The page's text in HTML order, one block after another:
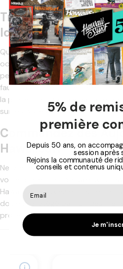
Trouvez Votre
Idéale
Que vous recherchiez une
occasionnelle ou une protection
performances maximales,
faut. Parcourez notre collection
la protection dorsale parfaite
sur les pistes.
Commandez dès
HawaiiSurf
Ne prenez pas de risques avec
votre protection dorsale ski
HawaiiSurf et skiez en toute
dos est protégé par l'un des
protection du marché.
5% de
première
Depuis 50 ans, on
session après
Rejoins la communauté de
conseils et contenus
Je